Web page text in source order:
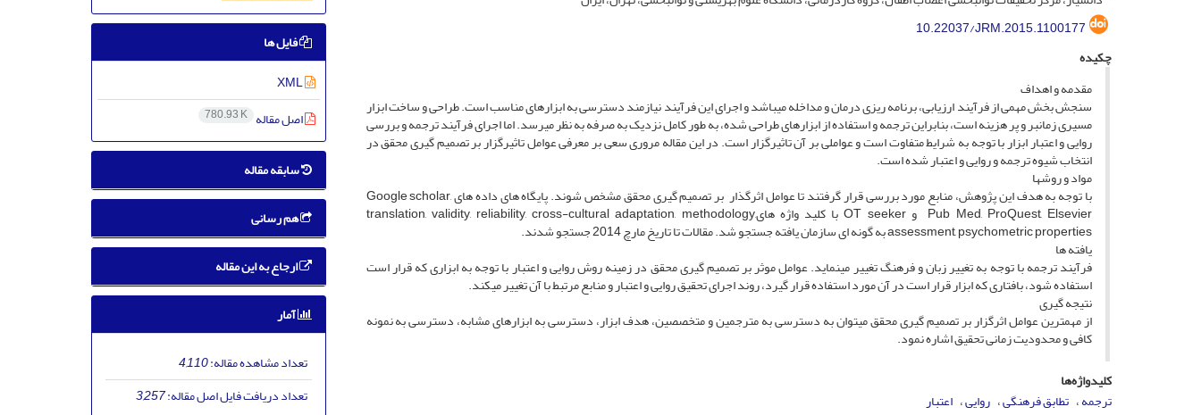
10.22037/JRM.2015.1100177
چکیده
مقدمه و اهداف
سنجش بخش مهمی از فرآیند ارزیابی، برنامه ریزی درمان و مداخله می­باشد و اجرای این فرآیند نیازمند دسترسی به ابزارهای مناسب است. طراحی و ساخت ابزار
مسیری زمانبر و پر هزینه است، بنابراین ترجمه و استفاده از ابزارهای طراحی شده، به طور کامل نزدیک به صرفه به نظر می­رسد. اما اجرای فرآیند ترجمه و بررسی
روایی و اعتبار ابزار با توجه به شرایط متفاوت است و عواملی بر آن تاثیرگزار است. در این مقاله مروری سعی بر معرفی عوامل تاثیرگزار بر تصمیم گیری محقق در
انتخاب شیوه ترجمه و روایی و اعتبار شده است.
مواد و روشها
با توجه به هدف این پژوهش، منابع مورد بررسی قرار گرفتند تا عوامل اثرگذار بر تصمیم گیری محقق مشخص شوند. پایگاه های داده های Google scholar,
Pub Med, ProQuest, Elsevier و OT seeker با کلید واژه هایtranslation, validity, reliability, cross-cultural adaptation, methodology,
assessment, psychometric properties به گونه ای سازمان یافته جستجو شد. مقالات تا تاریخ مارچ 2014 جستجو شدند.
یافته ها
فرآیند ترجمه با توجه به تغییر زبان و فرهنگ تغییر می­نماید. عوامل موثر بر تصمیم گیری محقق در زمینه روش روایی و اعتبار با توجه به ابزاری که قرار است
استفاده شود، بافتاری که ابزار قرار است در آن مورد استفاده قرار گیرد، روند اجرای تحقیق روایی و اعتبار و منابع مرتبط با آن تغییر می­کند.
نتیجه گیری
از مهمترین عوامل اثرگزار بر تصمیم گیری محقق می­توان به دسترسی به مترجمین و متخصصین، هدف ابزار، دسترسی به ابزارهای مشابه، دسترسی به نمونه
کافی و محدودیت زمانی تحقیق اشاره نمود.
کلیدواژه‌ها
ترجمه تطابق فرهنگی روایی اعتبار
فایل ها
XML
اصل مقاله 780.93 K
سابقه مقاله
هم رسانی
ارجاع به این مقاله
آمار
تعداد مشاهده مقاله:4,110
تعداد دریافت فایل اصل مقاله:3,257